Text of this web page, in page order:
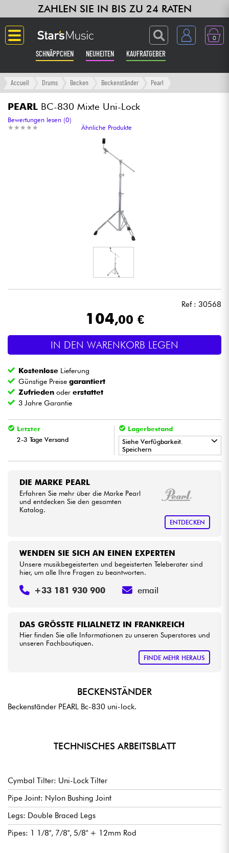
ZAHLEN SIE IN BIS ZU 24 RATEN
0
SCHNÄPPCHEN NEUHEITEN KAUFRATGEBER
Langue
Gitarre & Bass
Verstärker & Effekte
Licht
Drums
Blasinstrumente
Violinen & Quartett
Kabel & Zubehöre
HiFi
Sehen Sie sich unsere Marken an
Accueil Drums Becken Beckenständer Pearl
PEARL BC-830 Mixte Uni-Lock
★ ★ ★ ★ ★
★ ★ ★ ★ ★
Bewertungen lesen (0)
Ähnliche Produkte
Ref : 30568
104,00 €
IN DEN WARENKORB LEGEN
Kostenlose Lieferung
Günstige Preisegarantiert
Zufrieden odererstattet
3 Jahre Garantie
Letzter
2-3 Tage Versand
Lagerbestand
Siehe Verfügbarkeit.
Speichern
• Star' LYON
PARIS
DIE MARKE PEARL
Erfahren Sie mehr über die Marke Pearl
und entdecken Sie den gesamten
Katalog.
ENTDECKEN
DAS GRÖSSTE FILIALNETZ IN FRANKREICH
Hier finden Sie alle Informationen zu unseren Superstores und
unseren Fachboutiquen.
FINDE MEHR HERAUS
WENDEN SIE SICH AN EINEN EXPERTEN
Unsere musikbegeisterten und begeisterten Teleberater sind
hier, um alle Ihre Fragen zu beantworten.
+33 181 930 900 email
BECKENSTÄNDER
Beckenständer PEARL Bc-830 uni-lock.
TECHNISCHES ARBEITSBLATT
Cymbal Tilter: Uni-Lock Tilter
Pipe Joint: Nylon Bushing Joint
Legs: Double Braced Legs
Pipes: 1 1/8", 7/8", 5/8" + 12mm Rod